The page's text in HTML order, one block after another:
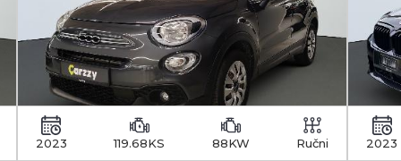
2023 119.68KS 88KW Ručni 2023